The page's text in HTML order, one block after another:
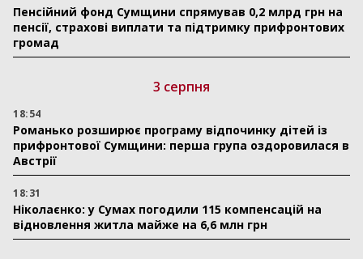
Пенсійний фонд Сумщини спрямував 0,2 млрд грн на
пенсії, страхові виплати та підтримку прифронтових
громад
3 серпня
18:54
Романько розширює програму відпочинку дітей із
прифронтової Сумщини: перша група оздоровилася в
Австрії
18:31
Ніколаєнко: у Сумах погодили 115 компенсацій на
відновлення житла майже на 6,6 млн грн